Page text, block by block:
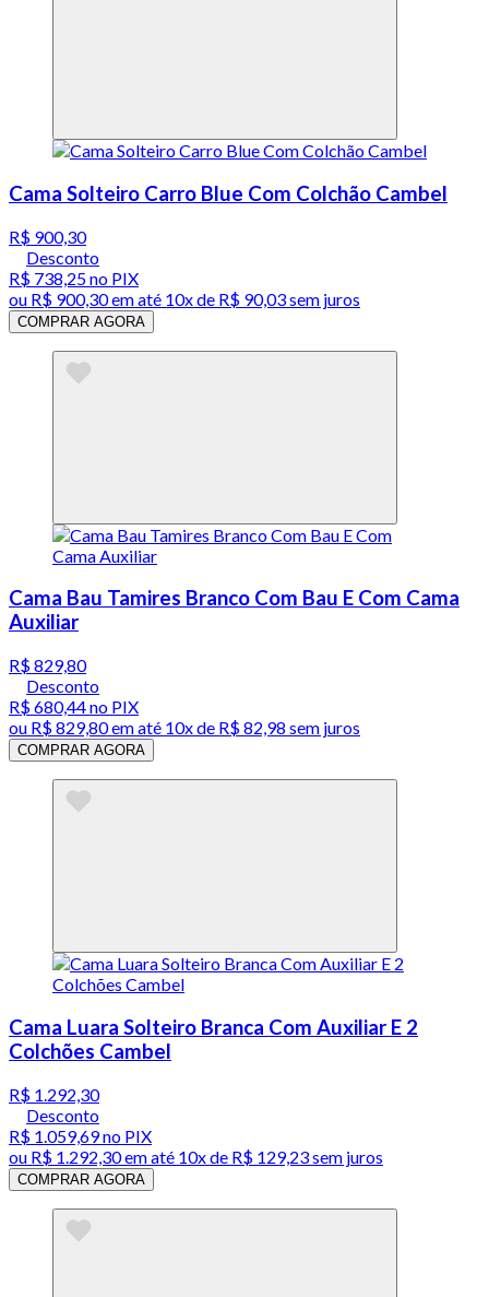
Cama Solteiro Carro Blue Com Colchão Cambel
R$ 900,30
Desconto
R$ 738,25no PIX
ou R$ 900,30em até 10x de R$ 90,03 sem juros
COMPRAR AGORA
Cama Bau Tamires Branco Com Bau E Com Cama
Auxiliar
R$ 829,80
Desconto
R$ 680,44no PIX
ou R$ 829,80em até 10x de R$ 82,98 sem juros
COMPRAR AGORA
Cama Luara Solteiro Branca Com Auxiliar E 2
Colchões Cambel
R$ 1.292,30
Desconto
R$ 1.059,69no PIX
ou R$ 1.292,30em até 10x de R$ 129,23 sem juros
COMPRAR AGORA